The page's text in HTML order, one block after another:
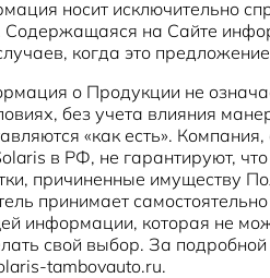
носит исключительно
на Сайте
когда это
о Продукции не
без учета влияния
«как есть».
в РФ, не гарантируют,
причиненные имуществу
принимает
информации, которая не
свой выбор. За
tambovauto.ru.